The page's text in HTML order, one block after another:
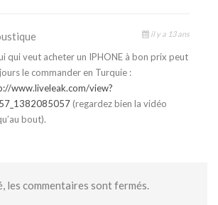
il y a 13 ans
qui veut acheter un IPHONE à bon prix peut
le commander en Turquie :
www.liveleak.com/view?
(regardez bien la vidéo
bout).
les commentaires sont fermés.